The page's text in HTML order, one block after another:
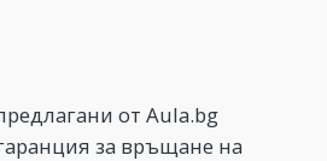
от Aula.bg
за връщане на